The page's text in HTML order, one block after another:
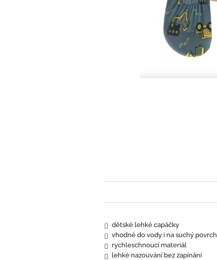
dětské lehké capáčky
vhodné do vody i na suchý povrch
rychleschnoucí materiál
lehké nazouvání bez zapínání